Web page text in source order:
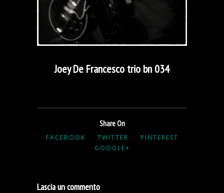
Joey De Francesco trio bn 034
Share On
FACEBOOK TWITTER
PINTEREST
GOOGLE+
Lascia un commento